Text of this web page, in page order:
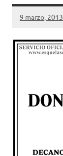
9 marzo, 2013